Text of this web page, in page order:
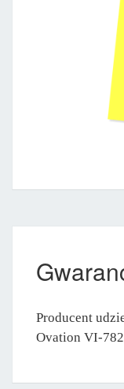
Producent
Ovation VI-